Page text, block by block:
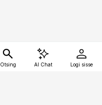
Otsing AI Chat Logi sisse